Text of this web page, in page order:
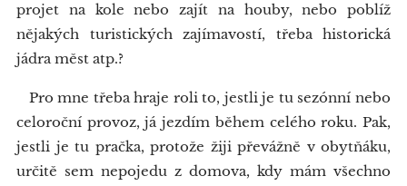
projet na kole nebo zajít na houby, nebo poblíž
nějakých turistických zajímavostí, třeba historická
jádra měst atp.?
Pro mne třeba hraje roli to, jestli je tu sezónní nebo
celoroční provoz, já jezdím během celého roku. Pak,
jestli je tu pračka, protože žiji převážně v obytňáku,
určitě sem nepojedu z domova, kdy mám všechno